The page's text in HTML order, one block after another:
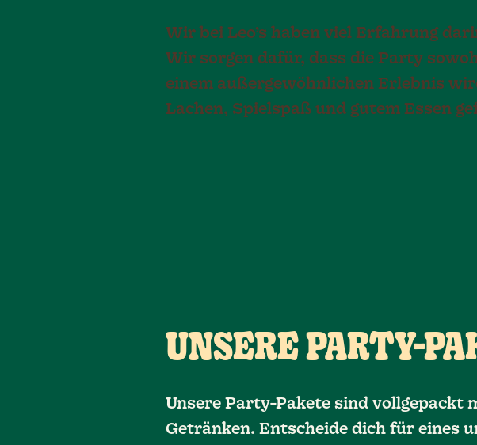
Wir bei Leo’s haben viel Erfahrung
Wir sorgen dafür, dass die Party
einem außergewöhnlichen Erlebnis
Lachen, Spielspaß und gutem Essen
UNSERE PARTY-
Unsere Party-Pakete sind vollgepackt
Getränken. Entscheide dich für eines